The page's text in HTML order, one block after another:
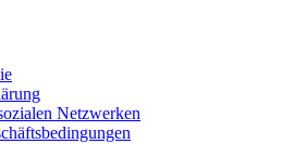
Netzwerken